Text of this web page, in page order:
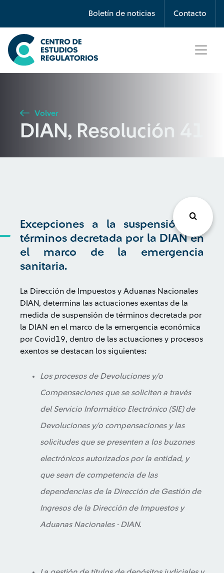
Boletín de noticias Contacto
Búsqueda
Seleccione país
Buscar
Volver
DIAN, Resolución 41
Excepciones a la suspensión de
términos decretada por la DIAN en
el marco de la emergencia
sanitaria.
La Dirección de Impuestos y Aduanas Nacionales
DIAN, determina las actuaciones exentas de la
medida de suspensión de términos decretada por
la DIAN en el marco de la emergencia económica
por Covid19, dentro de las actuaciones y procesos
exentos se destacan los siguientes:
Los procesos de Devoluciones y/o
Compensaciones que se soliciten a través
del Servicio Informático Electrónico (SIE) de
Devoluciones y/o compensaciones y las
solicitudes que se presenten a los buzones
electrónicos autorizados por la entidad, y
que sean de competencia de las
dependencias de la Dirección de Gestión de
Ingresos de la Dirección de Impuestos y
Aduanas Nacionales - DIAN.